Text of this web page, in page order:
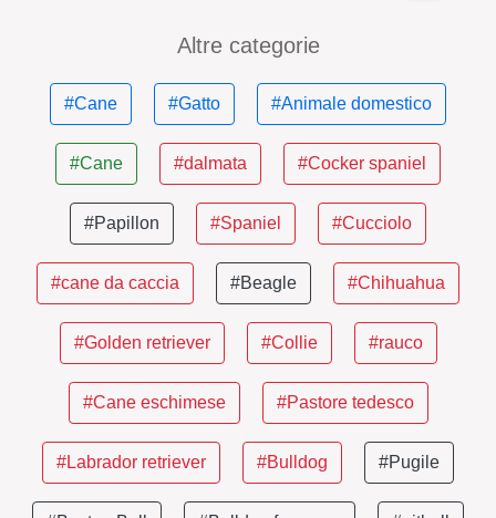
Altre categorie
#Cane #Gatto #Animale domestico
#Cane #dalmata #Cocker spaniel
#Papillon #Spaniel #Cucciolo
#cane da caccia #Beagle #Chihuahua
#Golden retriever #Collie #rauco
#Cane eschimese #Pastore tedesco
#Labrador retriever #Bulldog #Pugile